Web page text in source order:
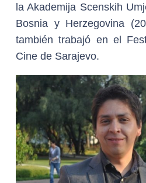
la Akademija Scenskih
Bosnia y Herzegovina
también trabajó en el
Cine de Sarajevo.